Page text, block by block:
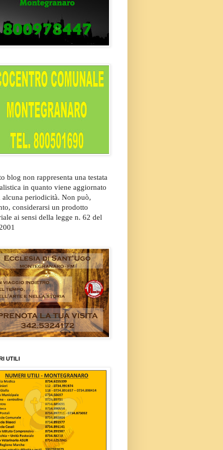
blog non rappresenta una testata
in quanto viene aggiornato
alcuna periodicità. Non può,
considerarsi un prodotto
ai sensi della legge n. 62 del
UTILI